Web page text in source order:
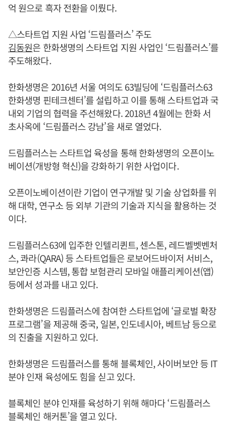
억 원으로 흑자 전환을 이뤘다.
△스타트업 지원 사업 ‘드림플러스’ 주도
김동원은 한화생명의 스타트업 지원 사업인 ‘드림플러스’를
주도해왔다.
한화생명은 2016년 서울 여의도 63빌딩에 ‘드림플러스63
한화생명 핀테크센터’를 설립하고 이를 통해 스타트업과 국
내외 기업의 협력을 주선해왔다. 2018년 4월에는 한화 서
초사옥에 ‘드림플러스 강남’을 새로 열었다.
드림플러스는 스타트업 육성을 통해 한화생명의 오픈이노
베이션(개방형 혁신)을 강화하기 위한 사업이다.
오픈이노베이션이란 기업이 연구개발 및 기술 상업화를 위
해 대학, 연구소 등 외부 기관의 기술과 지식을 활용하는 것
이다.
드림플러스63에 입주한 인텔리퀸트, 센스톤, 레드벨벳벤처
스, 콰라(QARA) 등 스타트업들은 로보어드바이저 서비스,
보안인증 시스템, 통합 보험관리 모바일 애플리케이션(앱)
등에서 성과를 내고 있다.
한화생명은 드림플러스에 참여한 스타트업에 ‘글로벌 확장
프로그램’을 제공해 중국, 일본, 인도네시아, 베트남 등으로
의 진출을 지원하고 있다.
한화생명은 드림플러스를 통해 블록체인, 사이버보안 등 IT
분야 인재 육성에도 힘을 싣고 있다.
블록체인 분야 인재를 육성하기 위해 해마다 ‘드림플러스
블록체인 해커톤’을 열고 있다.